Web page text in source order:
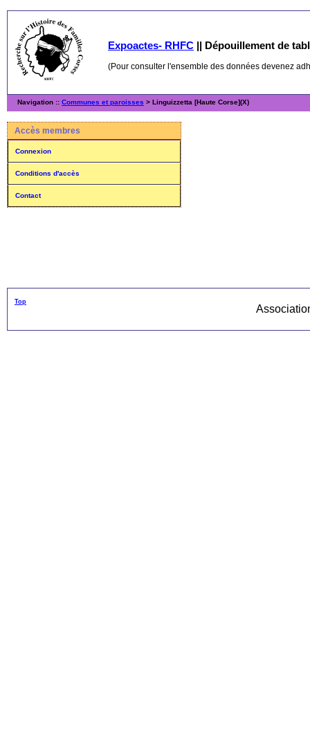
Expoactes- RHFC || Dépouillement de
(Pour consulter l'ensemble des données devenez
Navigation :: Communes et paroisses > Linguizzetta [Haute Corse](X)
Accès membres
Connexion
Conditions d'accès
Contact
Top